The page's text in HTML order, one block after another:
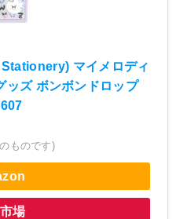
マイメロディ
ッズ ボンボンドロップ
ものです)
場